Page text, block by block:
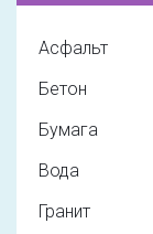
Асфальт
Бетон
Бумага
Вода
Гранит